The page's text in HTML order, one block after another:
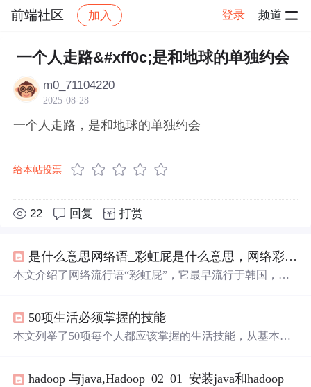
前端社区 加入 登录 频道
社区 前端社区 感慨 帖子详情
一个人走路&#xff0c;是和地球的单独约会
m0_71104220
2025-08-28
一个人走路，是和地球的单独约会
给本帖投票
22 回复 打赏
是什么意思网络语_彩虹屁是什么意思，网络彩虹屁夸人语录大全，彩虹屁是什么梗...
本文介绍了网络流行语“彩虹屁”，它最早流行于韩国，原
50项生活必须掌握的技能
本文列举了50项每个人都应该掌握的生活技能，从基本的
立能力，还能在关键时刻发挥重要作用。
hadoop 与java,Hadoop_02_01_安装java和hadoop